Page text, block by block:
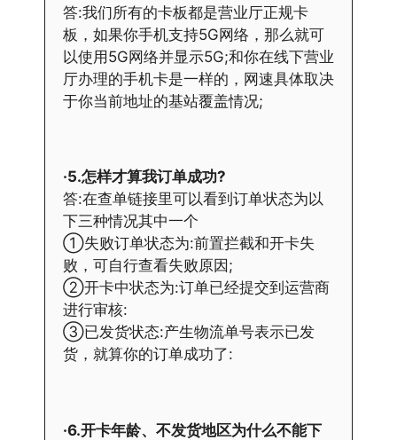
答:我们所有的卡板都是营业厅正规卡
板，如果你手机支持5G网络，那么就可
以使用5G网络并显示5G;和你在线下营业
厅办理的手机卡是一样的，网速具体取决
于你当前地址的基站覆盖情况;
·5.怎样才算我订单成功?
答:在查单链接里可以看到订单状态为以
下三种情况其中一个
①失败订单状态为:前置拦截和开卡失
败，可自行查看失败原因;
②开卡中状态为:订单已经提交到运营商
进行审核:
③已发货状态:产生物流单号表示已发
货，就算你的订单成功了:
·6.开卡年龄、不发货地区为什么不能下